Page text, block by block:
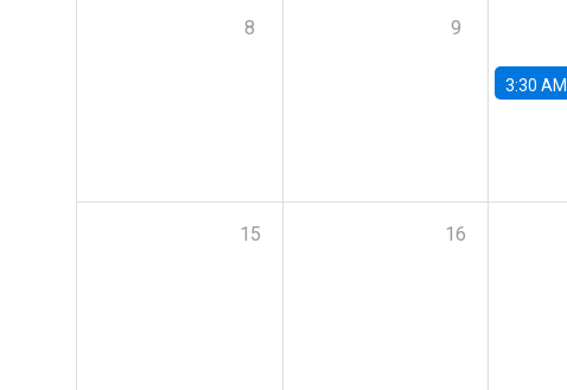
8 9
3:30
15 16